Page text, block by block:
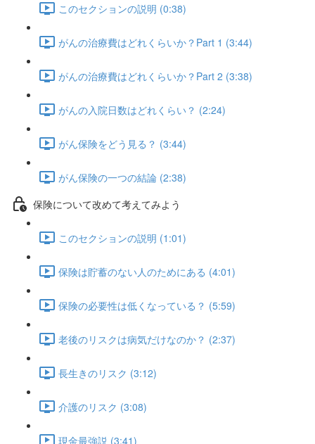
このセクションの説明 (0:38)
がんの治療費はどれくらいか？Part 1 (3:44)
がんの治療費はどれくらいか？Part 2 (3:38)
がんの入院日数はどれくらい？ (2:24)
がん保険をどう見る？ (3:44)
がん保険の一つの結論 (2:38)
保険について改めて考えてみよう
このセクションの説明 (1:01)
保険は貯蓄のない人のためにある (4:01)
保険の必要性は低くなっている？ (5:59)
老後のリスクは病気だけなのか？ (2:37)
長生きのリスク (3:12)
介護のリスク (3:08)
現金最強説 (3:41)